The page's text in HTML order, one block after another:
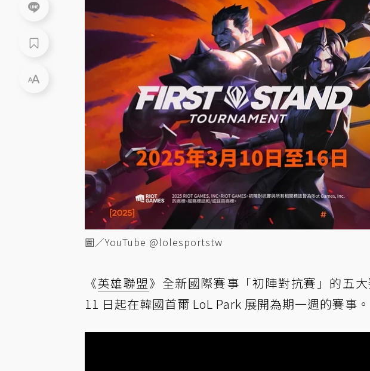
圖／YouTube @lolesportstw
《英雄聯盟》全新國際賽事「初陣對抗賽」的五
11 日起在韓國首爾 LoL Park 展開為期一週的賽事。